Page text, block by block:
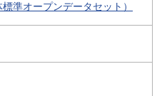
準オープンデータセット）